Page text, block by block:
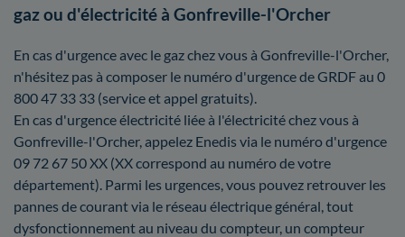
gaz ou d'électricité à Gonfreville-l'Orcher
En cas d'urgence avec le gaz chez vous à Gonfreville-l'Orcher,
n'hésitez pas à composer le numéro d'urgence de GRDF au 0
800 47 33 33 (service et appel gratuits).
En cas d'urgence électricité liée à l'électricité chez vous à
Gonfreville-l'Orcher, appelez Enedis via le numéro d'urgence
09 72 67 50 XX (XX correspond au numéro de votre
département). Parmi les urgences, vous pouvez retrouver les
pannes de courant via le réseau électrique général, tout
dysfonctionnement au niveau du compteur, un compteur